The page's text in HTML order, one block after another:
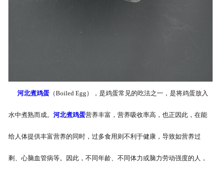
河北泡椒味卤蛋
河北蜜汁味卤蛋
河北煮鸡蛋（Boiled Egg），是鸡蛋常见的吃法之一，是将鸡蛋放入
水中煮熟而成。 河北煮鸡蛋营养丰富，营养吸收率高，也正因此，在能
给人体提供丰富营养的同时，过多食用则不利于健康，导致如营养过
剩、心脑血管病等。因此，不同年龄、不同体力或脑力劳动强度的人，